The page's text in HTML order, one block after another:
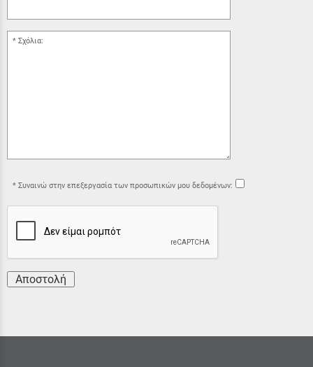
Σχόλια:
Συναινώ στην επεξεργασία των προσωπικών μου δεδομένων:
Αποστολή